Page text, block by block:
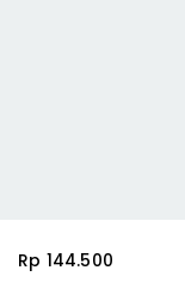
Rp 144.500